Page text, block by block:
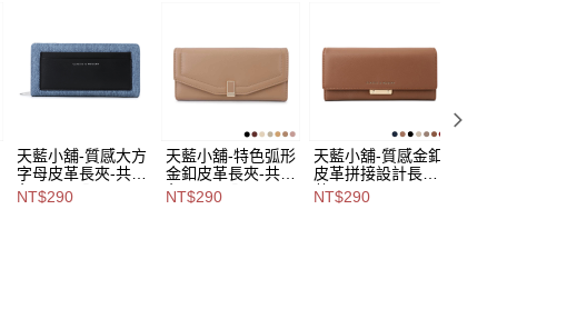
付款後7-11取貨
每筆NT$80，滿NT$1,000(含以上)免運費
每筆NT$100，滿NT$1,000(含以上)免運費
付款後門市自取
天藍小舖-質感大方
字母皮革長夾-共7
色-$290【A08081
886】
NT$290
天藍小舖-特色弧形
金釦皮革長夾-共7
色-$290【A08081
823】
NT$290
天藍小舖-質感金釦
皮革拼接設計長夾-
共7
色-$290【A08081
NT$290